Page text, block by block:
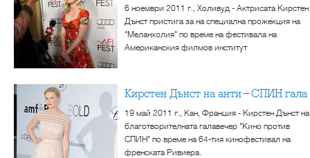
6 ноември 2011 г., Холивуд - Актрисата Кирстен
Дънст пристига за на специална прожекция на
"Меланхолия" по време на фестивала на
Американския филмов институт
Кирстен Дънст на анти-СПИН гала
19 май 2011 г., Кан, Франция - Кирстен Дънст на
благотворителната галавечер "Кино против
СПИН" по време на 64-тия кинофестивал на
френската Ривиера.